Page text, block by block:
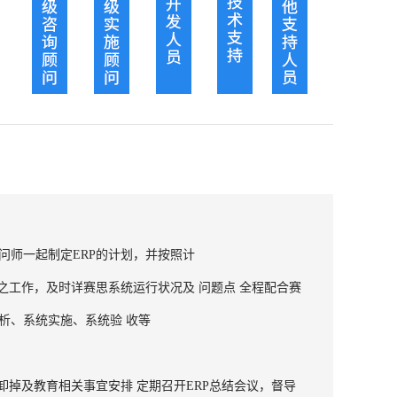
师一起制定ERP的计划，并按照计
工作，及时详赛思系统运行状况及 问题点 全程配合赛
、系统实施、系统验 收等
掉及教育相关事宜安排 定期召开ERP总结会议，督导